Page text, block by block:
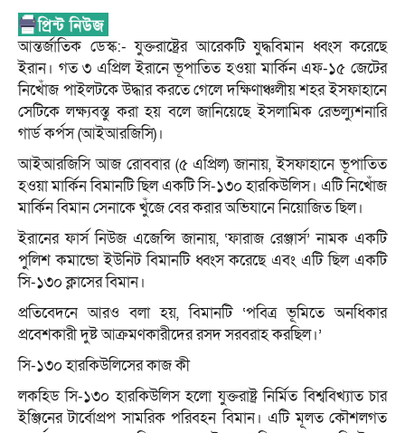
আন্তর্জাতিক ডেস্ক:- যুক্তরাষ্ট্রের আরেকটি যুদ্ধবিমান ধ্বংস করেছে
ইরান। গত ৩ এপ্রিল ইরানে ভূপাতিত হওয়া মার্কিন এফ-১৫ জেটের
নিখোঁজ পাইলটকে উদ্ধার করতে গেলে দক্ষিণাঞ্চলীয় শহর ইসফাহানে
সেটিকে লক্ষ্যবস্তু করা হয় বলে জানিয়েছে ইসলামিক রেভল্যুশনারি
গার্ড কর্পস (আইআরজিসি)।
আইআরজিসি আজ রোববার (৫ এপ্রিল) জানায়, ইসফাহানে ভূপাতিত
হওয়া মার্কিন বিমানটি ছিল একটি সি-১৩০ হারকিউলিস। এটি নিখোঁজ
মার্কিন বিমান সেনাকে খুঁজে বের করার অভিযানে নিয়োজিত ছিল।
ইরানের ফার্স নিউজ এজেন্সি জানায়, ‘ফারাজ রেঞ্জার্স’ নামক একটি
পুলিশ কমান্ডো ইউনিট বিমানটি ধ্বংস করেছে এবং এটি ছিল একটি
সি-১৩০ ক্লাসের বিমান।
প্রতিবেদনে আরও বলা হয়, বিমানটি ‘পবিত্র ভূমিতে অনধিকার
প্রবেশকারী দুষ্ট আক্রমণকারীদের রসদ সরবরাহ করছিল।’
সি-১৩০ হারকিউলিসের কাজ কী
লকহিড সি-১৩০ হারকিউলিস হলো যুক্তরাষ্ট্র নির্মিত বিশ্ববিখ্যাত চার
ইঞ্জিনের টার্বোপ্রপ সামরিক পরিবহন বিমান। এটি মূলত কৌশলগত